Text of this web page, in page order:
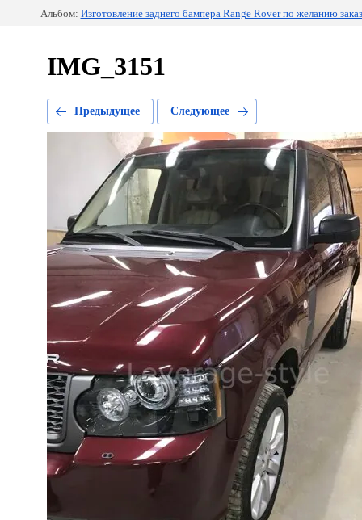
Альбом: Изготовление заднего бампера Range Rover по желанию
IMG_3151
Предыдущее Следующее